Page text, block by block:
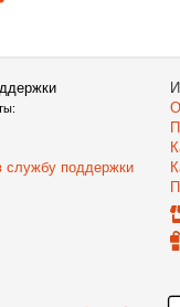
службу поддержки